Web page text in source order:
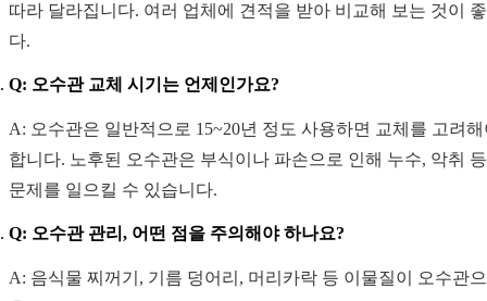
따라 달라집니다. 여러 업체에 견적을 받아 비교해 보는 것이
다.
Q: 오수관 교체 시기는 언제인가요?
A: 오수관은 일반적으로 15~20년 정도 사용하면 교체를 고려
합니다. 노후된 오수관은 부식이나 파손으로 인해 누수, 악취
문제를 일으킬 수 있습니다.
Q: 오수관 관리, 어떤 점을 주의해야 하나요?
A: 음식물 찌꺼기, 기름 덩어리, 머리카락 등 이물질이 오수관